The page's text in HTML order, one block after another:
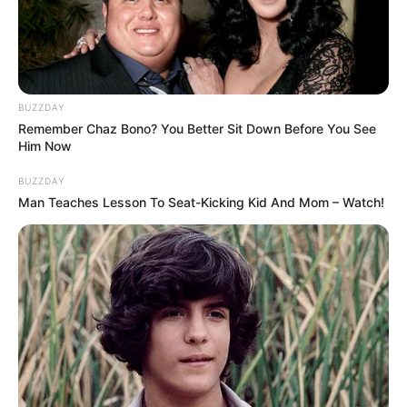
Mute
BUZZDAY
Remember Chaz Bono? You Better Sit Down Before You See
Him Now
BUZZDAY
Man Teaches Lesson To Seat-Kicking Kid And Mom – Watch!